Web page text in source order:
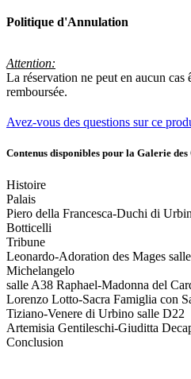
Politique d'Annulation
Attention:
La réservation ne peut en aucun cas
remboursée.
Avez-vous des questions sur ce
Contenus disponibles pour la Galerie des
Histoire
Palais
Piero della Francesca-Duchi di
Botticelli
Tribune
Leonardo-Adoration des Mages
Michelangelo
salle A38 Raphael-Madonna del
Lorenzo Lotto-Sacra Famiglia con
Tiziano-Venere di Urbino salle D22
Artemisia Gentileschi-Giuditta
Conclusion